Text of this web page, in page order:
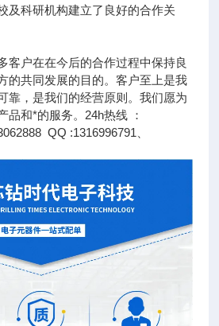
及科研机构建立了良好的合作关
客户在在今后的合作过程中保持良
的共同发展的目的。客户至上是我
靠，是我们的经营原则。我们愿为
品和*的服务。24h热线 ：
QQ :1316996791、